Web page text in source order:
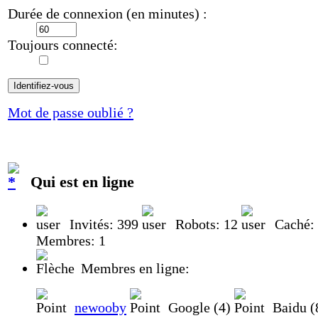
Durée de connexion (en minutes) :
Toujours connecté:
Mot de passe oublié ?
Qui est en ligne
Invités: 399 Robots: 12
Membres: 1
Membres en ligne:
newooby Google (4) Baidu